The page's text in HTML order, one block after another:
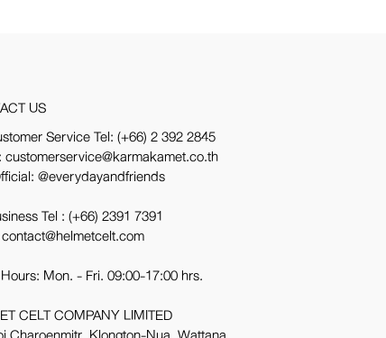
US
Service Tel:(+66) 2 392 2845
customerservice@karmakamet.co.th
@everydayandfriends
Tel :(+66) 2391 7391
Mon. - Fri. 09:00-17:00 hrs.
CELT COMPANY LIMITED